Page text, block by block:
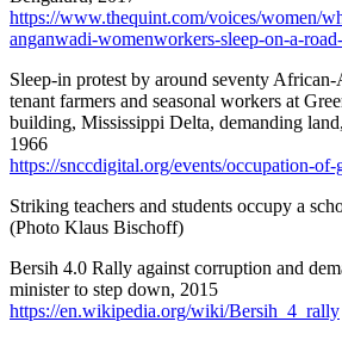
https://www.thequint.com/voices/women/
anganwadi-womenworkers-sleep-on-a-
Sleep-in protest by around seventy African-
tenant farmers and seasonal workers at
building, Mississippi Delta, demanding
1966
https://snccdigital.org/events/occupation-
Striking teachers and students occupy a
(Photo Klaus Bischoff)
Bersih 4.0 Rally against corruption and
minister to step down, 2015
https://en.wikipedia.org/wiki/Bersih_4_rally